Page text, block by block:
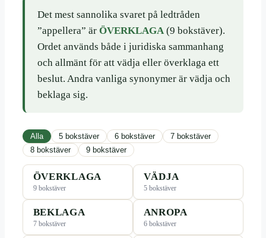
Det mest sannolika svaret på ledtråden
”appellera” är ÖVERKLAGA(9 bokstäver).
Ordet används både i juridiska sammanhang
och allmänt för att vädja eller överklaga ett
beslut. Andra vanliga synonymer är vädja och
beklaga sig.
Alla 5 bokstäver 6 bokstäver
7 bokstäver
8 bokstäver
9 bokstäver
ÖVERKLAGA
9 bokstäver
VÄDJA
5 bokstäver
BEKLAGA
7 bokstäver
ANROPA
6 bokstäver